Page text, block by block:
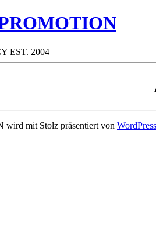
EST. 2004
mit Stolz präsentiert von WordPress